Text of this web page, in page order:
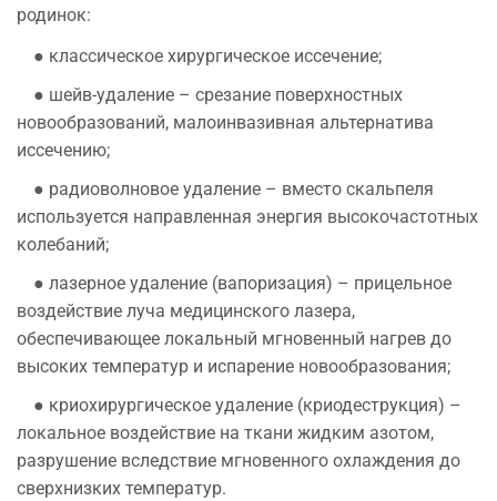
родинок:
● классическое хирургическое иссечение;
● шейв-удаление – срезание поверхностных
новообразований, малоинвазивная альтернатива
иссечению;
● радиоволновое удаление – вместо скальпеля
используется направленная энергия высокочастотных
колебаний;
● лазерное удаление (вапоризация) – прицельное
воздействие луча медицинского лазера,
обеспечивающее локальный мгновенный нагрев до
высоких температур и испарение новообразования;
● криохирургическое удаление (криодеструкция) –
локальное воздействие на ткани жидким азотом,
разрушение вследствие мгновенного охлаждения до
сверхнизких температур.